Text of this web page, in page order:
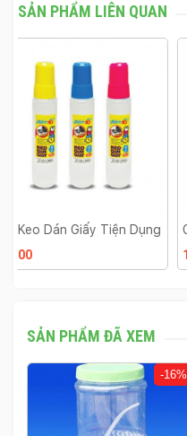
SẢN PHẨM LIÊN QUAN
Chai Tẩy Trắng Giày Dép
Kèm Đầu Cọ
12,000 đ
SẢN PHẨM ĐÃ XEM
-16%